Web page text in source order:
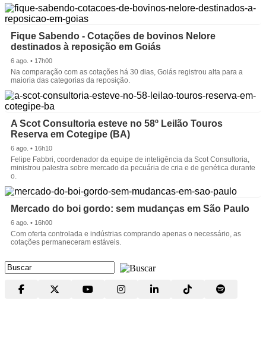
Fique Sabendo - Cotações de bovinos Nelore
destinados à reposição em Goiás
6 ago. • 17h00
Na comparação com as cotações há 30 dias, Goiás registrou alta para a
maioria das categorias da reposição.
A Scot Consultoria esteve no 58º Leilão Touros
Reserva em Cotegipe (BA)
6 ago. • 16h10
Felipe Fabbri, coordenador da equipe de inteligência da Scot Consultoria,
ministrou palestra sobre mercado da pecuária de cria e de genética durante
o.
Mercado do boi gordo: sem mudanças em São Paulo
6 ago. • 16h00
Com oferta controlada e indústrias comprando apenas o necessário, as
cotações permaneceram estáveis.